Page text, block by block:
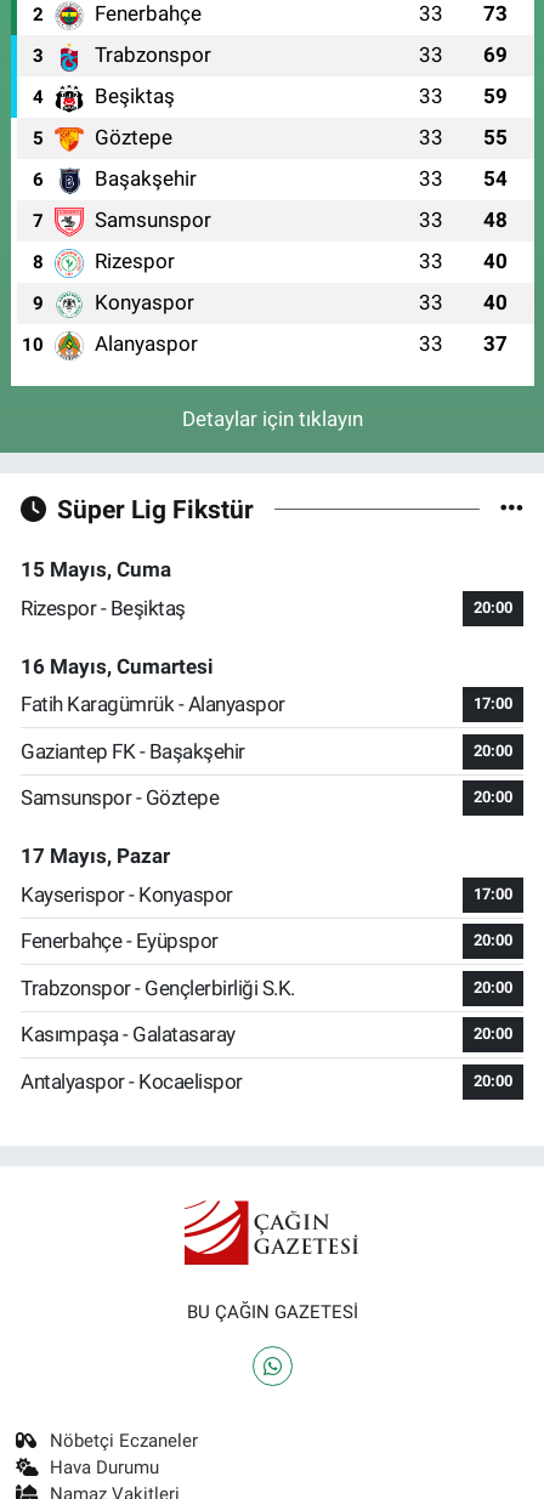
2 Fenerbahçe 33 73
3 Trabzonspor 33 69
4 Beşiktaş 33 59
5 Göztepe 33 55
6 Başakşehir 33 54
7 Samsunspor 33 48
8 Rizespor 33 40
9 Konyaspor 33 40
10 Alanyaspor 33 37
Detaylar için tıklayın
Süper Lig Fikstür
15 Mayıs, Cuma
Rizespor - Beşiktaş
20:00
16 Mayıs, Cumartesi
Fatih Karagümrük - Alanyaspor
17:00
Gaziantep FK - Başakşehir 20:00
Samsunspor - Göztepe 20:00
17 Mayıs, Pazar
Kayserispor - Konyaspor
17:00
Fenerbahçe - Eyüpspor 20:00
Trabzonspor - Gençlerbirliği S.K. 20:00
Kasımpaşa - Galatasaray 20:00
Antalyaspor - Kocaelispor 20:00
BU ÇAĞIN GAZETESİ
Nöbetçi Eczaneler
Hava Durumu
Namaz Vakitleri